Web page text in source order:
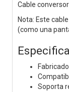
Cable
Nota: Este
(como una
Soporta